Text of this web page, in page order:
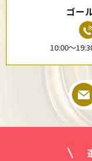
ゴー
10:00〜